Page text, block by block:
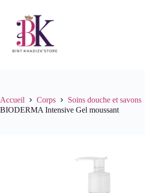
contenu
Accueil Corps
Soins douche et savons
BIODERMA Intensive Gel moussant